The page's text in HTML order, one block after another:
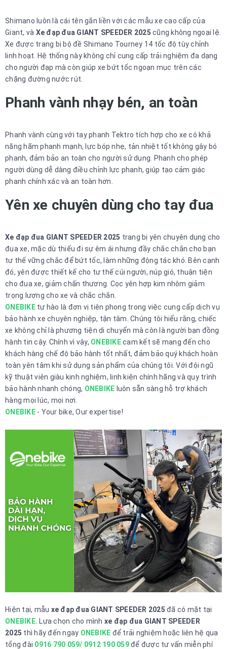
Shimano luôn là cái tên gắn liền với các mẫu xe cao cấp của
Giant, và Xe đạp đua GIANT SPEEDER 2025 cũng không ngoại lệ.
Xe được trang bị bộ đề Shimano Tourney 14 tốc độ tùy chỉnh
linh hoạt. Hệ thống này không chỉ cung cấp trải nghiệm đa dạng
cho người đạp mà còn giúp xe bứt tốc ngoạn mục trên các
chặng đường nước rút.
Phanh vành nhạy bén, an toàn
Phanh vành cùng với tay phanh Tektro tích hợp cho xe có khả
năng hãm phanh mạnh, lực bóp nhẹ, tản nhiệt tốt không gây bó
phanh, đảm bảo an toàn cho người sử dụng. Phanh cho phép
người dùng dễ dàng điều chỉnh lực phanh, giúp tạo cảm giác
phanh chính xác và an toàn hơn.
Yên xe chuyên dùng cho tay đua
Xe đạp đua GIANT SPEEDER 2025 trang bị yên chuyên dụng cho
đua xe, mặc dù thiếu đi sự êm ái nhưng đầy chắc chắn cho bạn
tư thế vững chắc để bứt tốc, làm những động tác khó. Bên cạnh
đó, yên được thiết kế cho tư thế cúi người, núp gió, thuận tiện
cho đua xe, giảm chấn thương. Cọc yên hợp kim nhôm giảm
trọng lượng cho xe và chắc chắn.
ONEBIKEtự hào là đơn vị tiên phong trong việc cung cấp dịch vụ
bảo hành xe chuyên nghiệp, tận tâm. Chúng tôi hiểu rằng, chiếc
xe không chỉ là phương tiện di chuyển mà còn là người bạn đồng
hành tin cậy. Chính vì vậy, ONEBIKE cam kết sẽ mang đến cho
khách hàng chế độ bảo hành tốt nhất, đảm bảo quý khách hoàn
toàn yên tâm khi sử dụng sản phẩm của chúng tôi. Với đội ngũ
kỹ thuật viên giàu kinh nghiệm, linh kiện chính hãng và quy trình
bảo hành nhanh chóng, ONEBIKE luôn sẵn sàng hỗ trợ khách
hàng mọi lúc, mọi nơi.
ONEBIKE- Your bike, Our expertise!
Hiện tại, mẫu xe đạp đua GIANT SPEEDER 2025 đã có mặt tại
ONEBIKE.Lựa chọn cho mình xe đạp đua GIANT SPEEDER
2025 thì hãy đến ngay ONEBIKE để trải nghiệm hoặc liên hệ qua
tổng đài 0916 790 059/ 0912 190 059để được tư vấn miễn phí